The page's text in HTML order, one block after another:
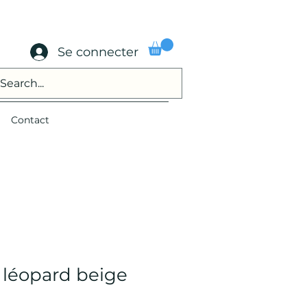
Se connecter
Contact
beige